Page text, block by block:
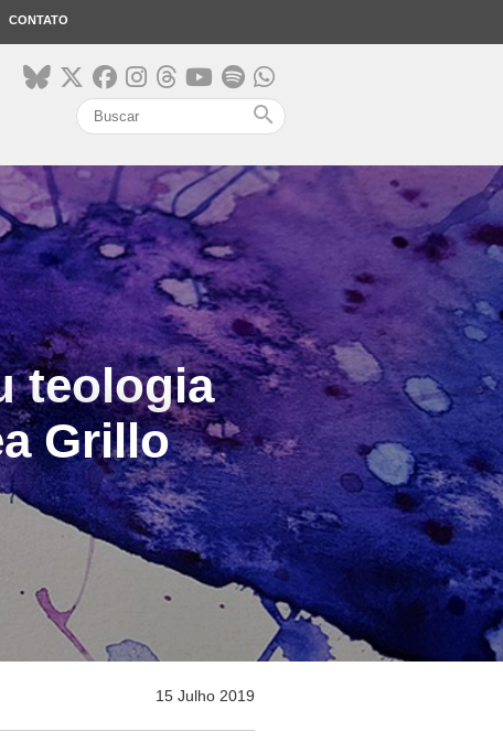
CONTATO
search
teologia
Grillo
15 Julho 2019